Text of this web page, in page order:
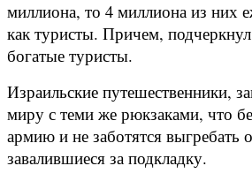
миллиона, то 4 миллиона из них
как туристы. Причем,
богатые туристы.
Израильские путешественники,
миру с теми же рюкзаками, что
армию и не заботятся выгребать
завалившиеся за подкладку.